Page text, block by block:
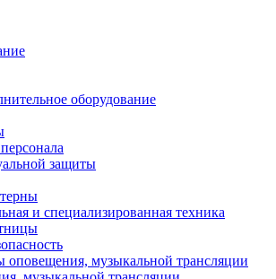
оборудование
защиты
и специализированная техника
оповещения, музыкальной трансляции